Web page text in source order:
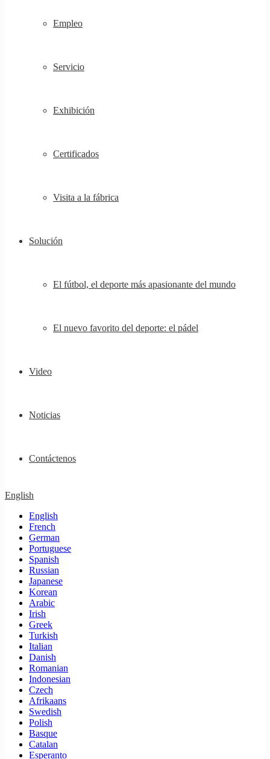
Empleo
Servicio
Exhibición
Certificados
Visita a la fábrica
Solución
El fútbol, ​​el deporte más apasionante del mundo
El nuevo favorito del deporte: el pádel
Video
Noticias
Contáctenos
English
English
French
German
Portuguese
Spanish
Russian
Japanese
Korean
Arabic
Irish
Greek
Turkish
Italian
Danish
Romanian
Indonesian
Czech
Afrikaans
Swedish
Polish
Basque
Catalan
Esperanto